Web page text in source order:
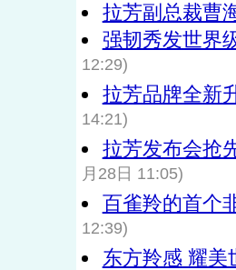
拉芳副总裁曹
强韧秀发世界
12:29)
拉芳品牌全新
14:21)
拉芳发布会抢
月28日 11:05)
百雀羚的首个
12:39)
东方羚感 耀美